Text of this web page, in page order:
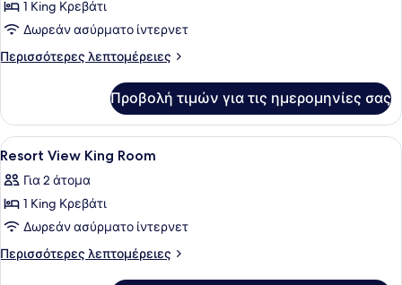
φωτογραφιών
για
Ocean
Suite
1 King Κρεβάτι
Δωρεάν ασύρματο ίντερνετ
Περισσότερες λεπτομέρειες
Περισσότερες
View
King
Suite
Προβολή τιμών για τις ημερομηνίες σας
Προβολή
όλων
των
φωτογραφιών
για
Resort
Μίνι μπαρ, χρηματοκιβώτιο στο
4
Resort View King Room
Για 2 άτομα
1 King Κρεβάτι
Δωρεάν ασύρματο ίντερνετ
Περισσότερες λεπτομέρειες
Περισσότερες